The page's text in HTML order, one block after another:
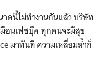
าดนี้ไม่ทำงานกันแล้ว บริษัท
อนเฟซบุ๊ค ทุกคนจะมีสุข
มาทันที ความเหลื่อมล้ำก็